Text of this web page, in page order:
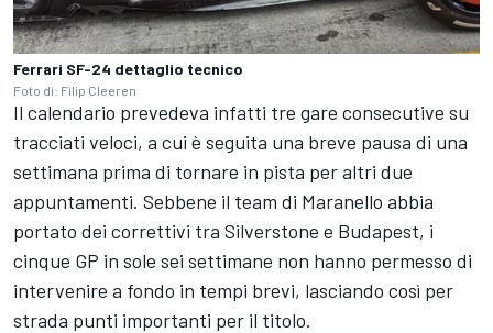
Ferrari SF-24 dettaglio tecnico
Foto di: Filip Cleeren
Il calendario prevedeva infatti tre gare consecutive su
tracciati veloci, a cui è seguita una breve pausa di una
settimana prima di tornare in pista per altri due
appuntamenti. Sebbene il team di Maranello abbia
portato dei correttivi tra Silverstone e Budapest, i
cinque GP in sole sei settimane non hanno permesso di
intervenire a fondo in tempi brevi, lasciando così per
strada punti importanti per il titolo.